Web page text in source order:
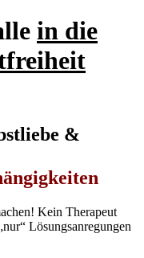
in die
&
Kein Therapeut
Lösungsanregungen